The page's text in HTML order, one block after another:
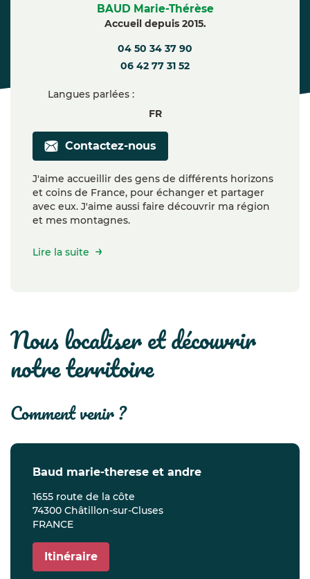
BAUD Marie-Thérèse
Accueil depuis 2015.
04 50 34 37 90
06 42 77 31 52
Langues parlées :
FR
Contactez-nous
J'aime accueillir des gens de différents horizons
et coins de France, pour échanger et partager
avec eux. J'aime aussi faire découvrir ma région
et mes montagnes.
Lire la suite
nous localiser et découvrir
notre territoire
comment venir ?
baud marie-therese et andre
1655 route de la côte
74300 Châtillon-sur-Cluses
FRANCE
Itinéraire